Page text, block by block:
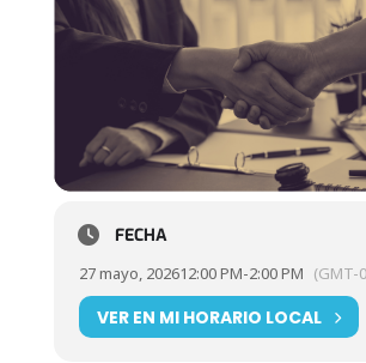
FECHA
27 mayo, 202612:00 PM-2:00 PM (GMT-
VER EN MI HORARIO LOCAL